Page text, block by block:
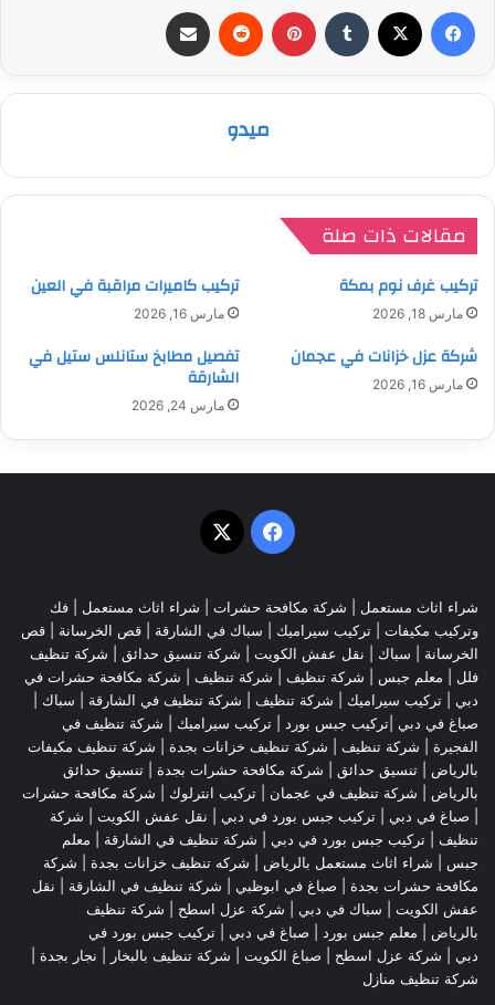
فيسبوك بينتيريست
ميدو
مقالات ذات صلة
تركيب غرف نوم بمكة
مارس 18, 2026
تركيب كاميرات مراقبة في العين
مارس 16, 2026
شركة عزل خزانات في عجمان
مارس 16, 2026
تفصيل مطابخ ستانلس ستيل في
الشارقة
مارس 24, 2026
فيسبوك
‫X
شراء اثاث مستعمل شركة مكافحة حشرات شراء اثاث مستعمل
فك
وتركيب مكيفات | تركيب سيراميك | سباك في الشارقة قص الخرسانة | قص
الخرسانة | سباك نقل عفش الكويت شركة تنسيق حدائق
شركة تنظيف
فلل
معلم جبس شركة تنظيف شركة تنظيف
شركة مكافحة حشرات في
دبي
تركيب سيراميك شركة تنظيف شركة تنظيف في الشارقة | سباك |
صباغ في دبي |تركيب جبس بورد | تركيب سيراميك
شركة تنظيف في
الفجيرة
شركة تنظيف شركة تنظيف خزانات بجدة
شركة تنظيف مكيفات
بالرياض
تنسيق حدائق شركة مكافحة حشرات بجدة
تنسيق حدائق
بالرياض
شركة تنظيف في عجمان | تركيب انترلوك | شركة مكافحة حشرات
صباغ في دبي تركيب جبس بورد في دبي نقل عفش الكويت
شركة
تنظيف
تركيب جبس بورد في دبي شركة تنظيف في الشارقة
معلم
جبس
شراء اثاث مستعمل بالرياض شركه تنظيف خزانات بجدة
شركة
مكافحة حشرات بجدة
صباغ في ابوظبي شركة تنظيف في الشارقة
نقل
عفش الكويت | سباك في دبي | شركة عزل اسطح
شركة تنظيف
بالرياض
معلم جبس بورد صباغ في دبي
تركيب جبس بورد في
دبي
شركة عزل اسطح صباغ الكويت شركة تنظيف بالبخار نجار بجدة
شركة تنظيف منازل